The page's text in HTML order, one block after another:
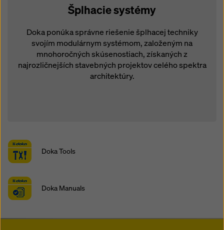
Šplhacie systémy
Doka ponúka správne riešenie šplhacej techniky
svojím modulárnym systémom, založeným na
mnohoročných skúsenostiach, získaných z
najrozličnejších stavebných projektov celého spektra
architektúry.
Doka Tools
Doka Manuals